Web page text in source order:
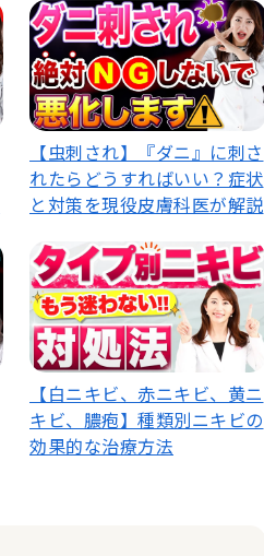
【虫刺され】『ダニ』に刺さ
れたらどうすればいい？症状
と対策を現役皮膚科医が解説
【白ニキビ、赤ニキビ、黄ニ
キビ、膿疱】種類別ニキビの
効果的な治療方法